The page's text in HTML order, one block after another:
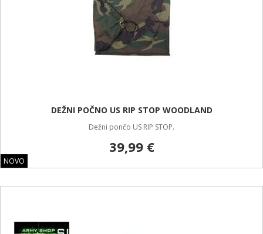
NOVO
DEŽNI POČNO US RIP STOP WOODLAND
Dežni pončo US RIP STOP.
39,99 €